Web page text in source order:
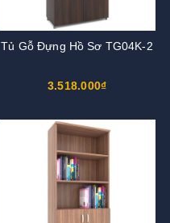
Tủ Gỗ Đựng Hồ Sơ TG04K-2
3.518.000₫